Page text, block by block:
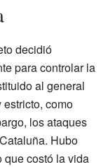
decidió
para controlar la
al general
estricto, como
los ataques
Hubo
que costó la vida